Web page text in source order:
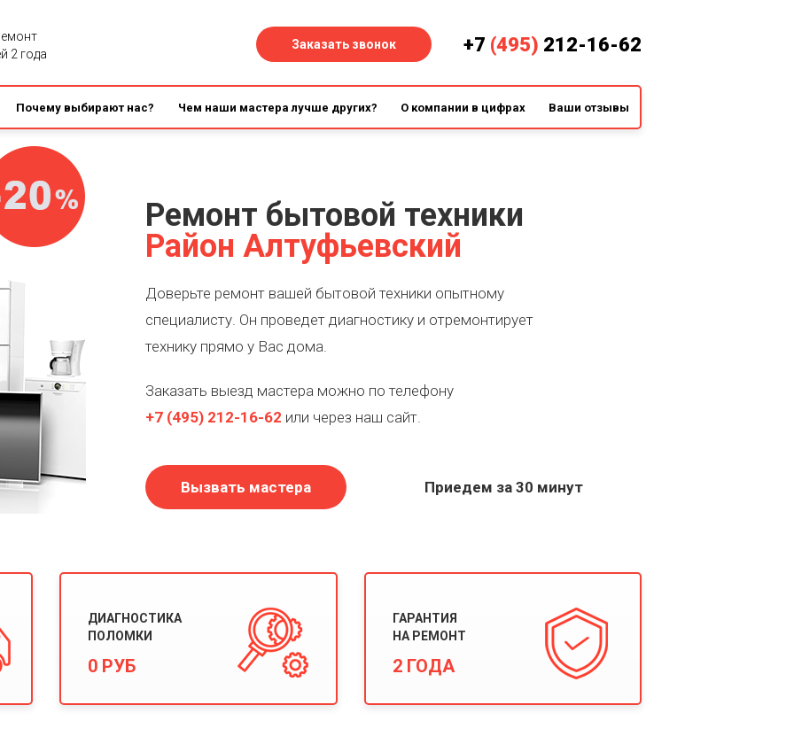
2 года
+7 (495) 212-16-62
Заказать звонок
Почему выбирают нас? Чем наши мастера лучше других? О компании в цифрах Ваши отзывы
Ремонт бытовой техники
Район Алтуфьевский
Доверьте ремонт вашей бытовой техники опытному
специалисту. Он проведет диагностику и отремонтирует
технику прямо у Вас дома.
Заказать выезд мастера можно по телефону
+7 (495) 212-16-62 или через наш сайт.
Вызвать мастера Приедем за 30 минут
ДИАГНОСТИКА
ПОЛОМКИ
0 РУБ
ГАРАНТИЯ
НА РЕМОНТ
2 ГОДА